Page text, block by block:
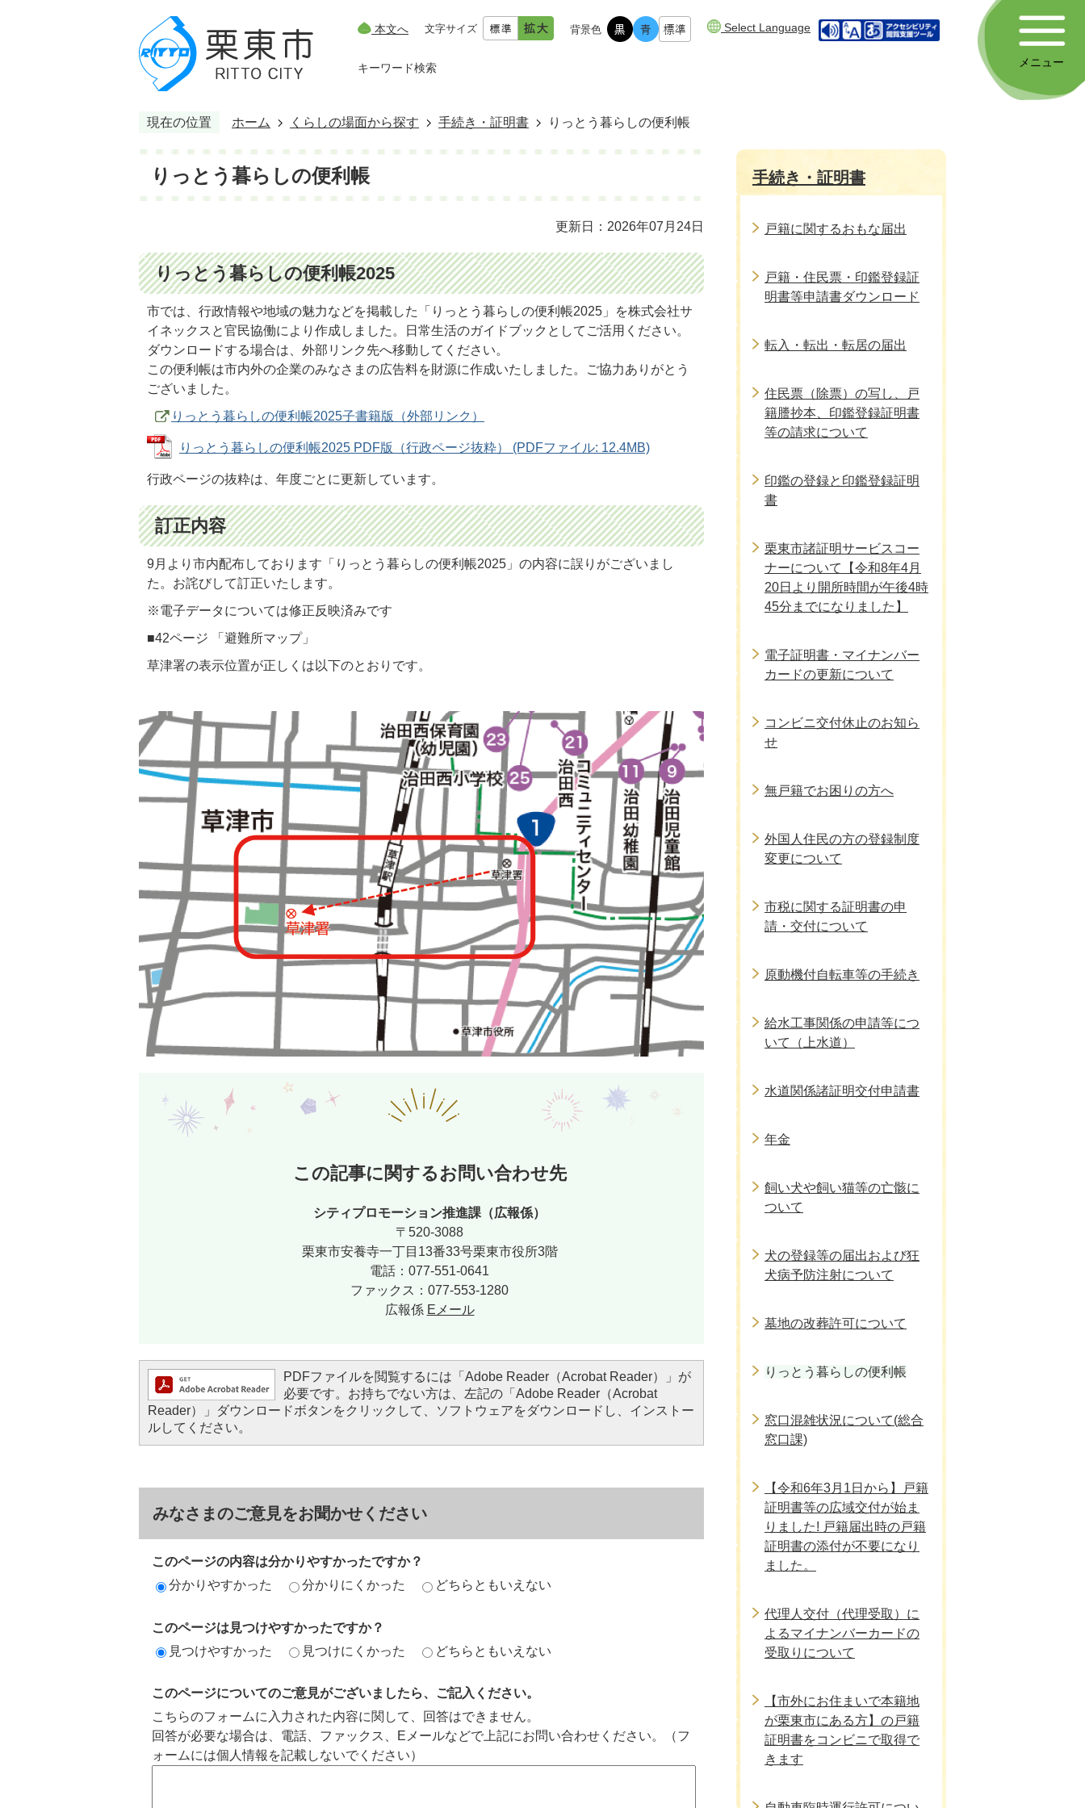
本文へ 文字サイズ 背景色 Select Language
キーワード検索 メニュー
現在の位置 ホーム くらしの場面から探す 手続き・証明書 りっとう暮らしの便利帳
りっとう暮らしの便利帳
更新日：2026年07月24日
りっとう暮らしの便利帳2025
市では、行政情報や地域の魅力などを掲載した「りっとう暮らしの便利帳2025」を株式会社サ
イネックスと官民協働により作成しました。日常生活のガイドブックとしてご活用ください。
ダウンロードする場合は、外部リンク先へ移動してください。
この便利帳は市内外の企業のみなさまの広告料を財源に作成いたしました。ご協力ありがとう
ございました。
りっとう暮らしの便利帳2025子書籍版（外部リンク）
りっとう暮らしの便利帳2025 PDF版（行政ページ抜粋） (PDFファイル: 12.4MB)
行政ページの抜粋は、年度ごとに更新しています。
訂正内容
9月より市内配布しております「りっとう暮らしの便利帳2025」の内容に誤りがございまし
た。お詫びして訂正いたします。
※電子データについては修正反映済みです
■42ページ 「避難所マップ」
草津署の表示位置が正しくは以下のとおりです。
この記事に関するお問い合わせ先
シティプロモーション推進課（広報係）
〒520-3088
栗東市安養寺一丁目13番33号栗東市役所3階
電話：077-551-0641
ファックス：077-553-1280
広報係 Eメール
PDFファイルを閲覧するには「Adobe Reader（Acrobat Reader）」が
必要です。お持ちでない方は、左記の「Adobe Reader（Acrobat
Reader）」ダウンロードボタンをクリックして、ソフトウェアをダウンロードし、インストー
ルしてください。
みなさまのご意見をお聞かせください
このページの内容は分かりやすかったですか？
分かりやすかった
分かりにくかった どちらともいえない
このページは見つけやすかったですか？
見つけやすかった
見つけにくかった どちらともいえない
このページについてのご意見がございましたら、ご記入ください。
こちらのフォームに入力された内容に関して、回答はできません。
回答が必要な場合は、電話、ファックス、Eメールなどで上記にお問い合わせください。（フ
ォームには個人情報を記載しないでください）
手続き・証明書
戸籍に関するおもな届出
戸籍・住民票・印鑑登録証
明書等申請書ダウンロード
転入・転出・転居の届出
住民票（除票）の写し、戸
籍謄抄本、印鑑登録証明書
等の請求について
印鑑の登録と印鑑登録証明
書
栗東市諸証明サービスコー
ナーについて【令和8年4月
20日より開所時間が午後4時
45分までになりました】
電子証明書・マイナンバー
カードの更新について
コンビニ交付休止のお知ら
せ
無戸籍でお困りの方へ
外国人住民の方の登録制度
変更について
市税に関する証明書の申
請・交付について
原動機付自転車等の手続き
給水工事関係の申請等につ
いて（上水道）
水道関係諸証明交付申請書
年金
飼い犬や飼い猫等の亡骸に
ついて
犬の登録等の届出および狂
犬病予防注射について
墓地の改葬許可について
りっとう暮らしの便利帳
窓口混雑状況について(総合
窓口課)
【令和6年3月1日から】戸籍
証明書等の広域交付が始ま
りました! 戸籍届出時の戸籍
証明書の添付が不要になり
ました。
代理人交付（代理受取）に
よるマイナンバーカードの
受取りについて
【市外にお住まいで本籍地
が栗東市にある方】の戸籍
証明書をコンビニで取得で
きます